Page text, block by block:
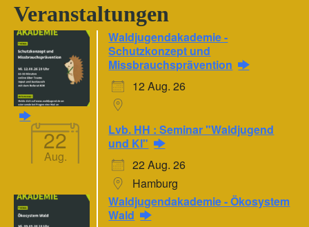
Veranstaltungen
Waldjugendakademie -
Schutzkonzept und
Missbrauchsprävention
12 Aug. 26
22
Aug.
Lvb. HH : Seminar "Waldjugend
und KI"
22 Aug. 26
Hamburg
Waldjugendakademie - Ökosystem
Wald